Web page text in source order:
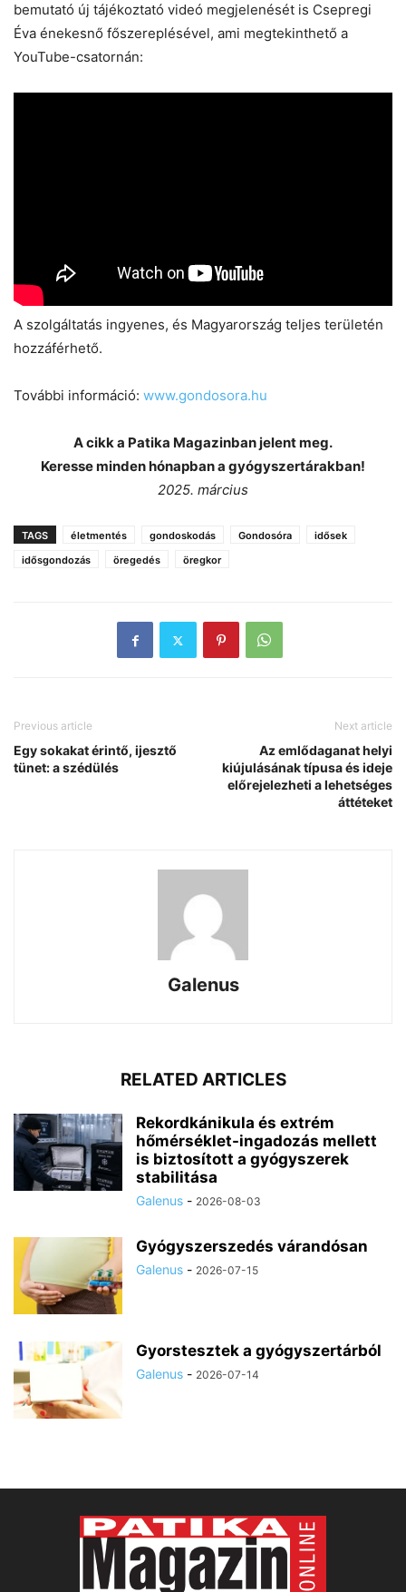
bemutató új tájékoztató videó megjelenését is Csepregi
Éva énekesnő főszereplésével, ami megtekinthető a
YouTube-csatornán:
A szolgáltatás ingyenes, és Magyarország teljes területén
hozzáférhető.
További információ: www.gondosora.hu
A cikk a Patika Magazinban jelent meg.
Keresse minden hónapban a gyógyszertárakban!
2025. március
TAGS életmentés gondoskodás Gondosóra
idősek
idősgondozás
öregedés öregkor
Previous article
Egy sokakat érintő, ijesztő
tünet: a szédülés
Next article
Az emlődaganat helyi
kiújulásának típusa és ideje
előrejelezheti a lehetséges
áttéteket
Galenus
RELATED ARTICLES
Rekordkánikula és extrém
hőmérséklet-ingadozás mellett
is biztosított a gyógyszerek
stabilitása
Galenus - 2026-08-03
Gyógyszerszedés várandósan
Galenus - 2026-07-15
Gyorstesztek a gyógyszertárból
Galenus - 2026-07-14